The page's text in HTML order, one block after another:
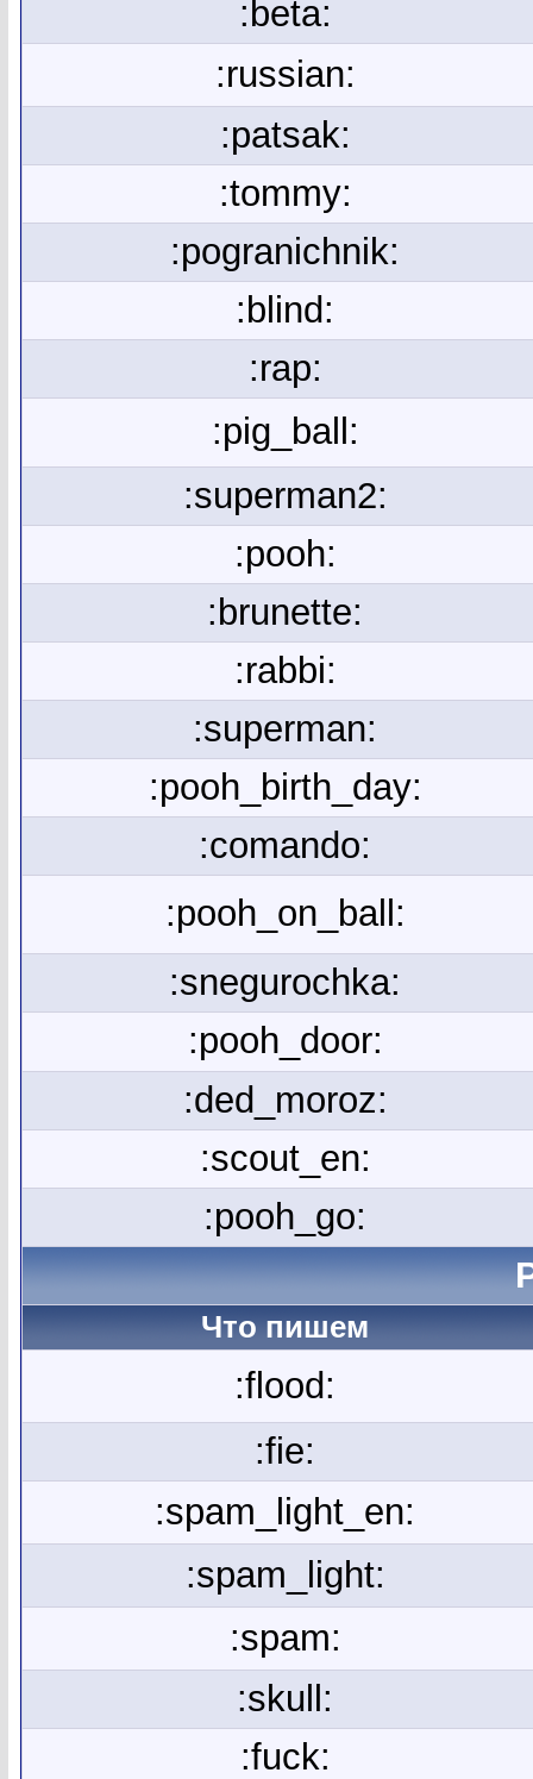
:beta:
:russian:
:patsak:
:tommy:
:pogranichnik:
:blind:
:rap:
:pig_ball:
:superman2:
:pooh:
:brunette:
:rabbi:
:superman:
:pooh_birth_day:
:comando:
:pooh_on_ball:
:snegurochka:
:pooh_door:
:ded_moroz:
:scout_en:
:pooh_go:
Что пишем
:flood:
:fie:
:spam_light_en:
:spam_light:
:spam:
:skull:
:fuck: